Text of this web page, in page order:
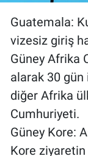
Guatemala:
vizesiz giriş
Güney Afrika
alarak 30
diğer Afrika
Cumhuriyeti.
Güney Kore:
Kore